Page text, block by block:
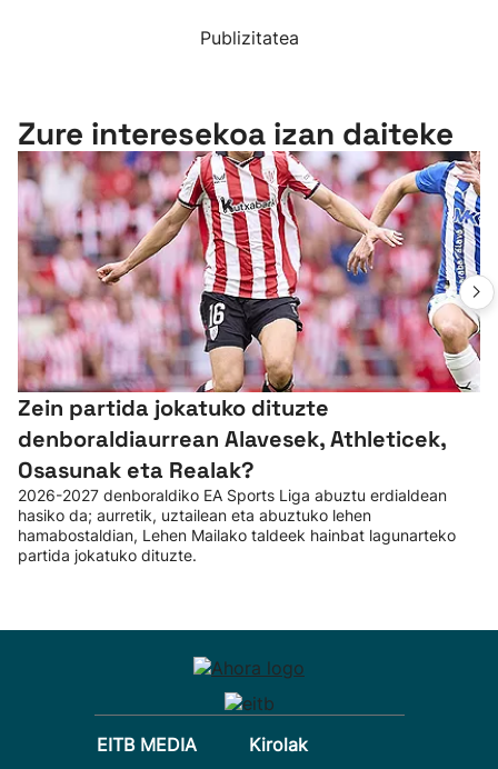
Publizitatea
Zure interesekoa izan daiteke
Zein partida jokatuko dituzte
denboraldiaurrean Alavesek, Athleticek,
Osasunak eta Realak?
2026-2027 denboraldiko EA Sports Liga abuztu erdialdean
hasiko da; aurretik, uztailean eta abuztuko lehen
hamabostaldian, Lehen Mailako taldeek hainbat lagunarteko
partida jokatuko dituzte.
EITB MEDIA
Kirolak